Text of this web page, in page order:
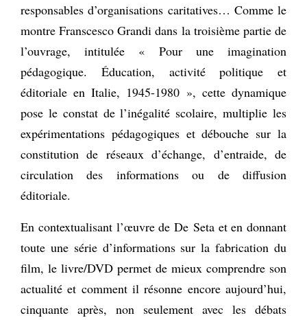
responsables d’organisations caritatives… Comme le
montre Franscesco Grandi dans la troisième partie de
l’ouvrage, intitulée « Pour une imagination
pédagogique. Éducation, activité politique et
éditoriale en Italie, 1945-1980 », cette dynamique
pose le constat de l’inégalité scolaire, multiplie les
expérimentations pédagogiques et débouche sur la
constitution de réseaux d’échange, d’entraide, de
circulation des informations ou de diffusion
éditoriale.
En contextualisant l’œuvre de De Seta et en donnant
toute une série d’informations sur la fabrication du
film, le livre/DVD permet de mieux comprendre son
actualité et comment il résonne encore aujourd’hui,
cinquante après, non seulement avec les débats